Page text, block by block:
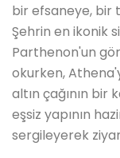
bir efsaneye, bir
Şehrin en ikonik
Parthenon'un
okurken,
altın çağının bir
eşsiz yapının
sergileyerek